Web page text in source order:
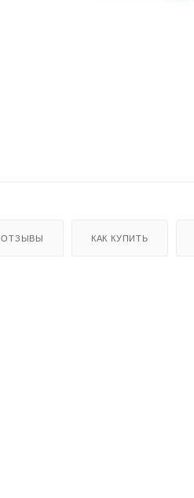
ОТЗЫВЫ КАК КУПИТЬ